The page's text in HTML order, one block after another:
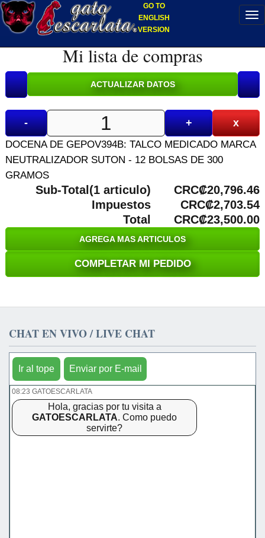
GO TO
ENGLISH
VERSION
Mi lista de compras
- + x
DOCENA DE GEPOV394B: TALCO MEDICADO MARCA
NEUTRALIZADOR SUTON - 12 BOLSAS DE 300
GRAMOS
Sub-Total(1 articulo)
CRC₡20,796.46
Impuestos
CRC₡2,703.54
Total
CRC₡23,500.00
AGREGA MAS ARTICULOS
COMPLETAR MI PEDIDO
CHAT EN VIVO / LIVE CHAT
Ir al tope Enviar por E-mail
08:23 GATOESCARLATA
Hola, gracias por tu visita a
GATOESCARLATA. Como puedo
servirte?